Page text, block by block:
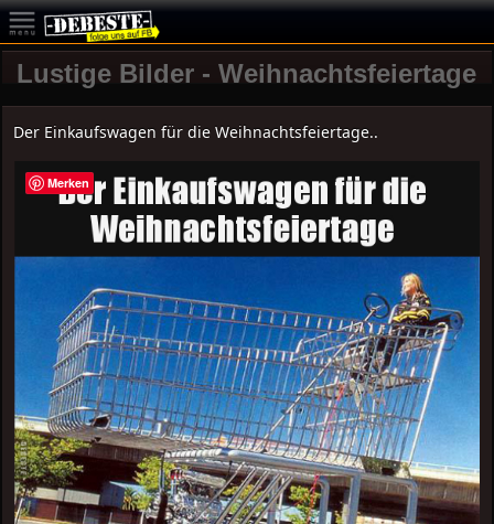
Lustige Bilder - Weihnachtsfeiertage
Der Einkaufswagen für die Weihnachtsfeiertage..
Merken